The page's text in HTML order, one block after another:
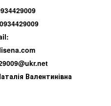
Валентинівна